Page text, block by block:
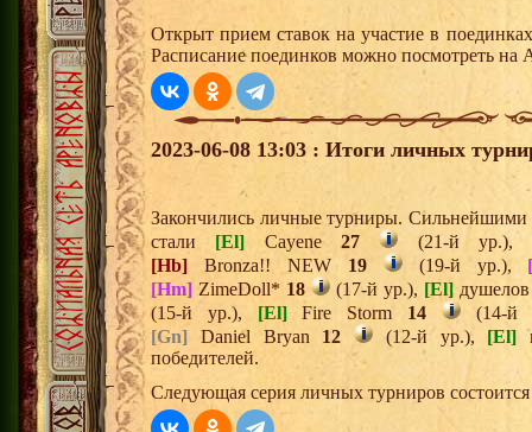
Открыт прием ставок на участие в
Расписание поединков можно посмотреть на
2023-06-08 13:03 : Итоги личных
Закончились личные турниры. Сильнейшими
стали [El] Cayene27
(21-й ур.),
[Hb] Bronza!! NEW 19 (19-й ур.),
[Hm] ZimeDoll* 18 (17-й ур.), [El]
(15-й ур.), [El]Fire Storm 14
(14-й
[Gn] Daniel Bryan 12 (12-й ур.), [El]
победителей.
Следующая серия личных турниров состоится